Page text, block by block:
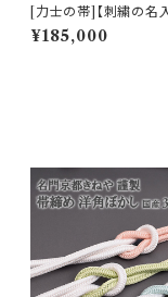
[力士の帯]【刺繍の名
ション有】博多帯 名門
謹製 風通織 正絹 日本
¥185,000